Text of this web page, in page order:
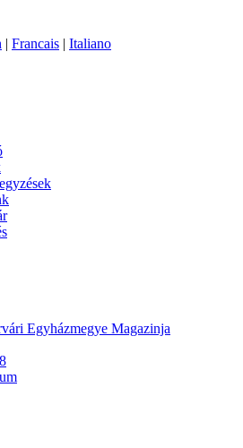
| Francais | Italiano
Egyházmegye Magazinja